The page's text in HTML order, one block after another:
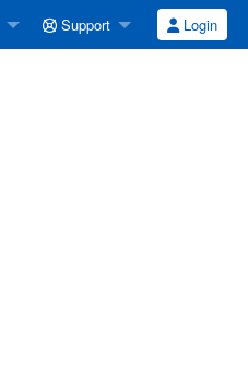
Support Login